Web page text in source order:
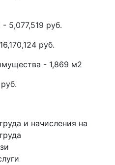
5,077,519 руб.
руб.
- 1,869 м2
и начисления на